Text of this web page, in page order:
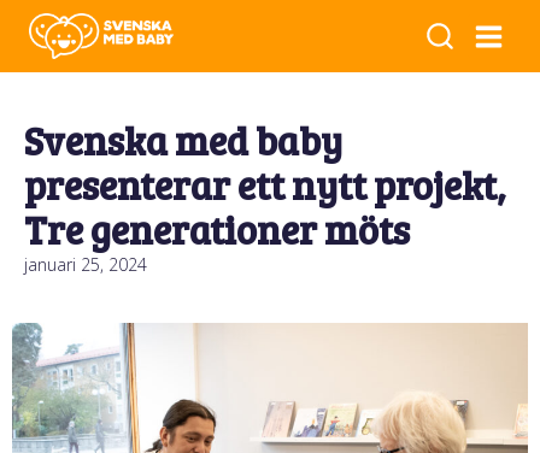
Svenska med baby
presenterar ett nytt projekt,
Tre generationer möts
januari 25, 2024